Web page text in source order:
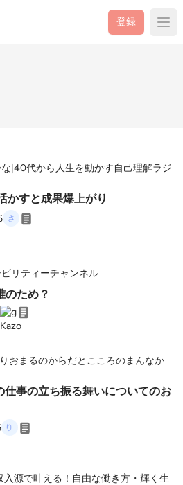
登録
|40代から人生を動かす自己理解ラジ
かすと成果爆上がり
リティーチャンネル
のため？
おまるのからだとこころのまんなか
仕事の立ち振る舞いについてのお
入源で叶える！自由な働き方・輝く生